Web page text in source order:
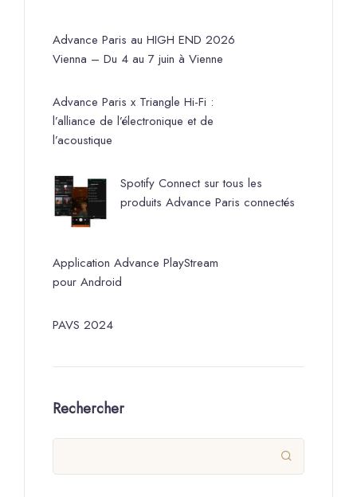
Advance Paris au HIGH END 2026
Vienna – Du 4 au 7 juin à Vienne
Advance Paris x Triangle Hi-Fi :
l’alliance de l’électronique et de
l’acoustique
Spotify Connect sur tous les
produits Advance Paris connectés
Application Advance PlayStream
pour Android
PAVS 2024
Rechercher
